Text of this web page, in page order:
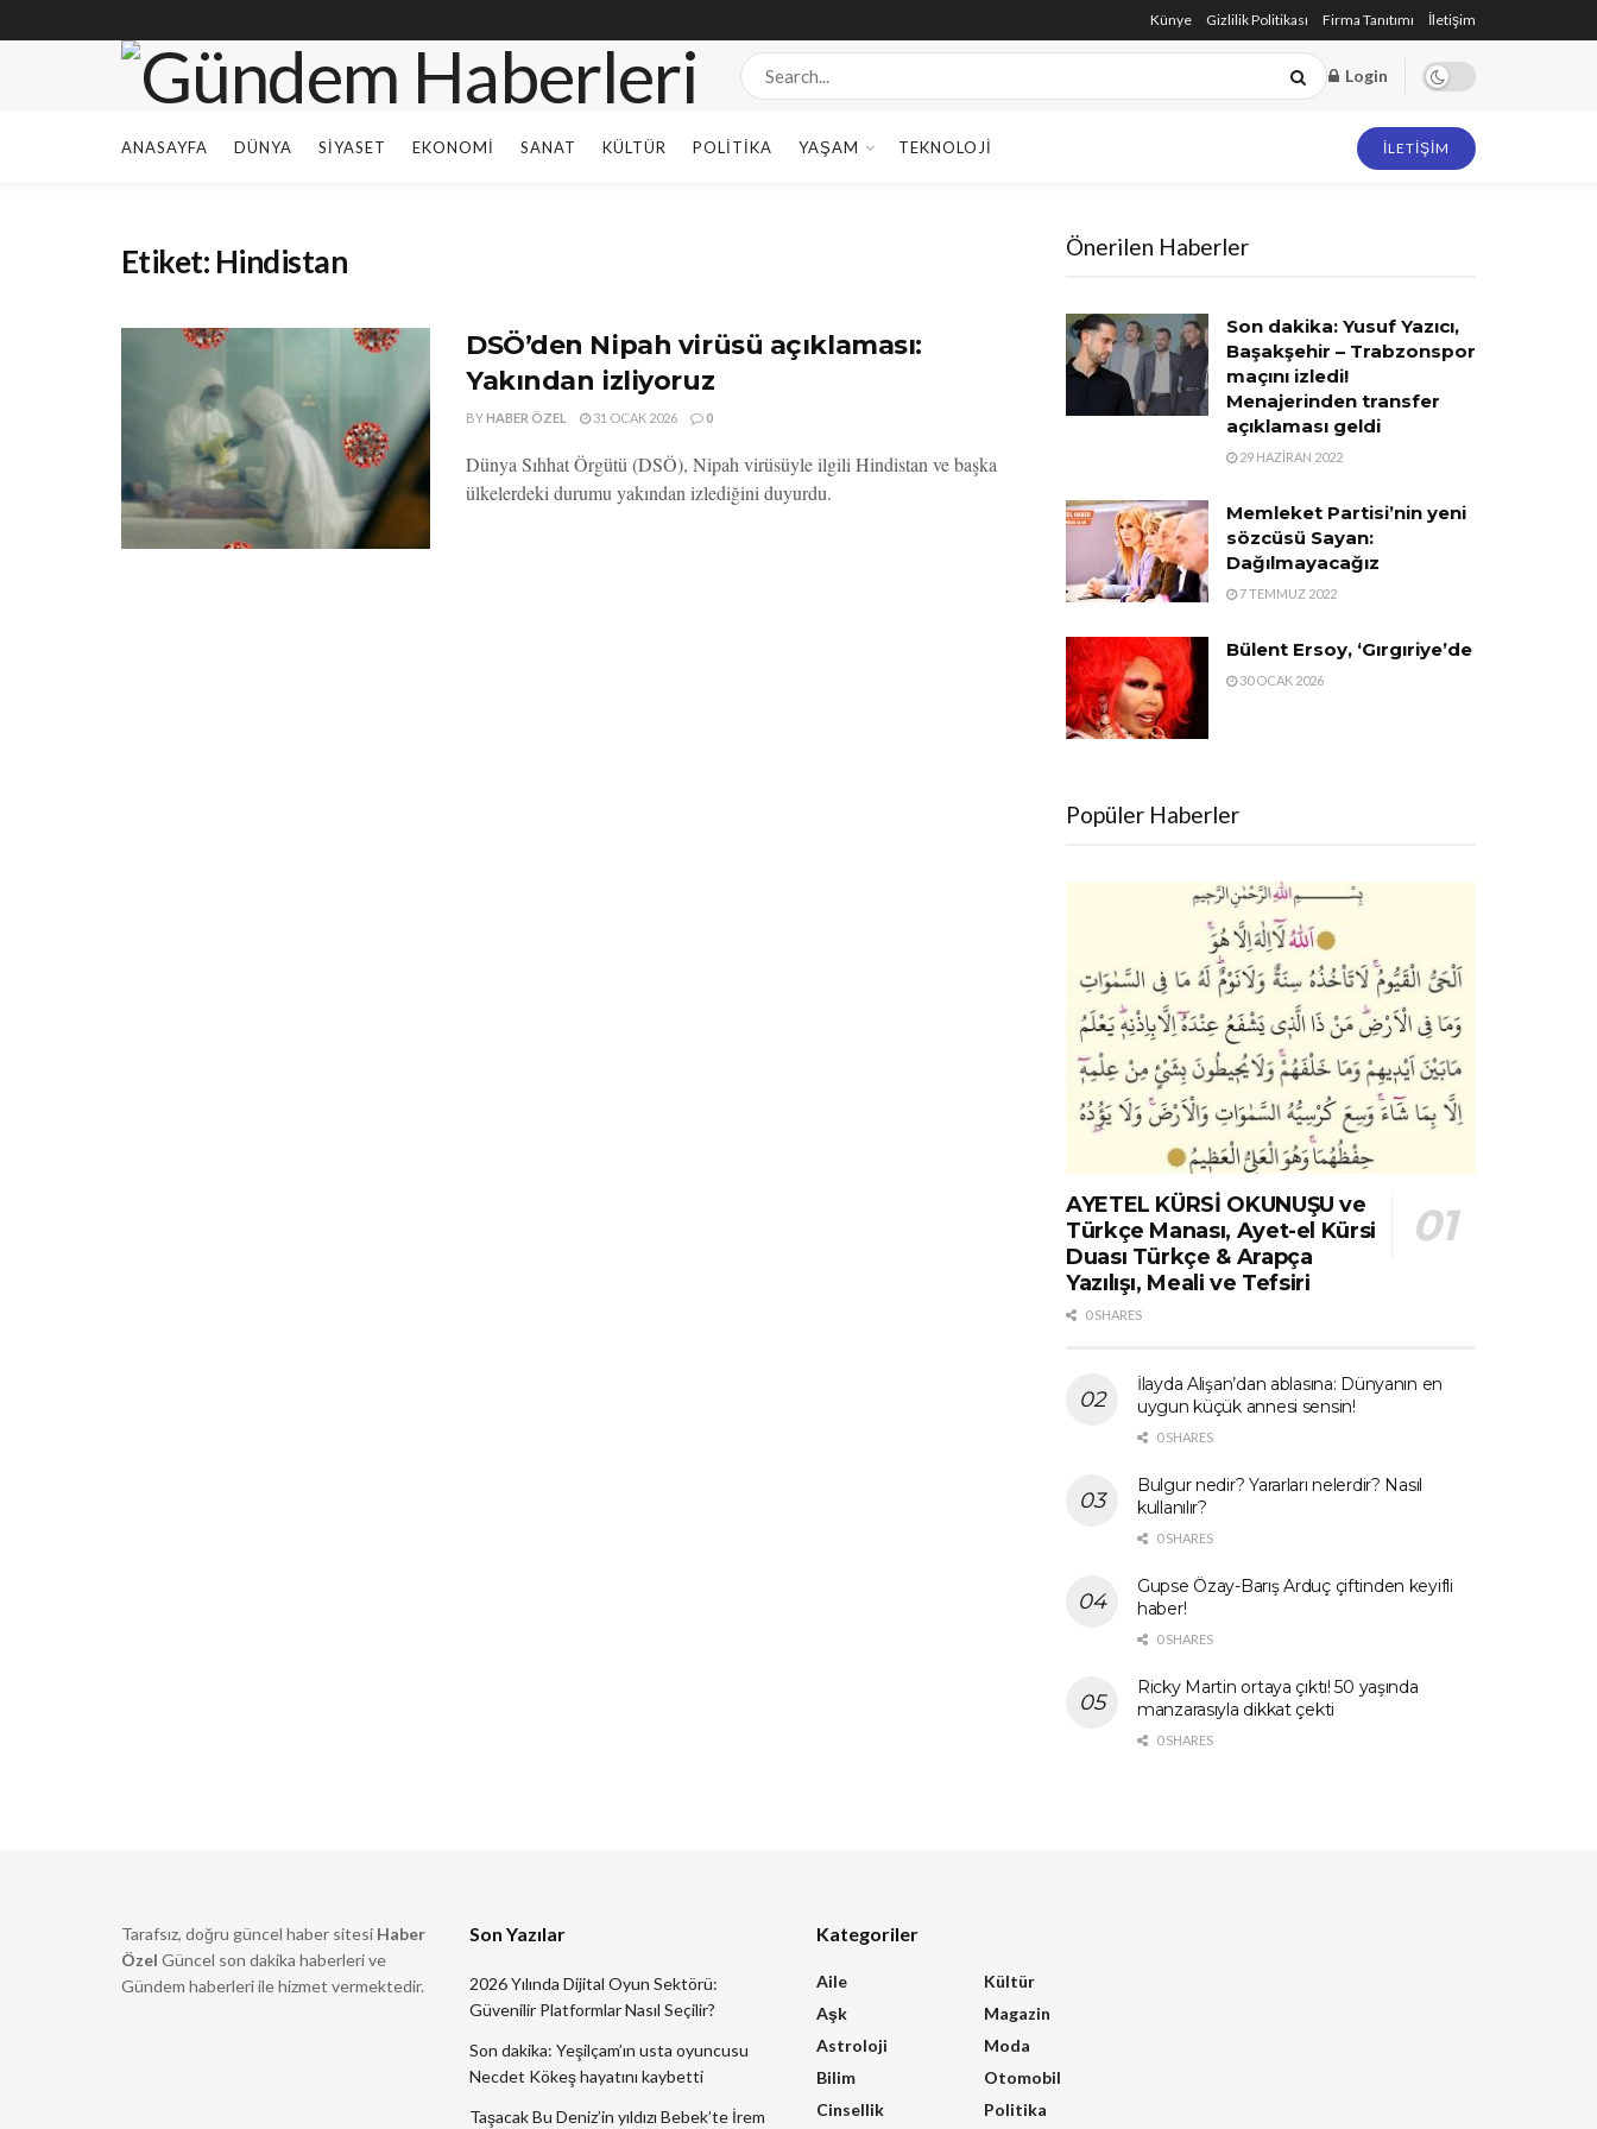
Künye Gizlilik Politikası Firma Tanıtımı İletişim
Login
ANASAYFA DÜNYA SIYASET EKONOMI SANAT KÜLTÜR POLITIKA YAŞAM TEKNOLOJI İLETIŞIM
Etiket: Hindistan
DSÖ’den Nipah virüsü açıklaması:
Yakından izliyoruz
BYHABER ÖZEL 31 OCAK 2026 0
Dünya Sıhhat Örgütü (DSÖ), Nipah virüsüyle ilgili Hindistan ve başka
ülkelerdeki durumu yakından izlediğini duyurdu.
Önerilen Haberler
Son dakika: Yusuf Yazıcı,
Başakşehir – Trabzonspor
maçını izledi!
Menajerinden transfer
açıklaması geldi
29 HAZIRAN 2022
Memleket Partisi’nin yeni
sözcüsü Sayan:
Dağılmayacağız
7 TEMMUZ 2022
Bülent Ersoy, ‘Gırgıriye’de
30 OCAK 2026
Popüler Haberler
AYETEL KÜRSİ OKUNUŞU ve
Türkçe Manası, Ayet-el Kürsi
Duası Türkçe & Arapça
Yazılışı, Meali ve Tefsiri
0 SHARES
İlayda Alişan’dan ablasına: Dünyanın en
uygun küçük annesi sensin!
0 SHARES
Bulgur nedir? Yararları nelerdir? Nasıl
kullanılır?
0 SHARES
Gupse Özay-Barış Arduç çiftinden keyifli
haber!
0 SHARES
Ricky Martin ortaya çıktı! 50 yaşında
manzarasıyla dikkat çekti
0 SHARES
Tarafsız, doğru güncel haber sitesi Haber
Özel Güncel son dakika haberleri ve
Gündem haberleri ile hizmet vermektedir.
Son Yazılar
2026 Yılında Dijital Oyun Sektörü:
Güvenilir Platformlar Nasıl Seçilir?
Son dakika: Yeşilçam’ın usta oyuncusu
Necdet Kökeş hayatını kaybetti
Taşacak Bu Deniz’in yıldızı Bebek’te İrem
Kategoriler
Aile
Aşk
Astroloji
Bilim
Cinsellik
Kültür
Magazin
Moda
Otomobil
Politika